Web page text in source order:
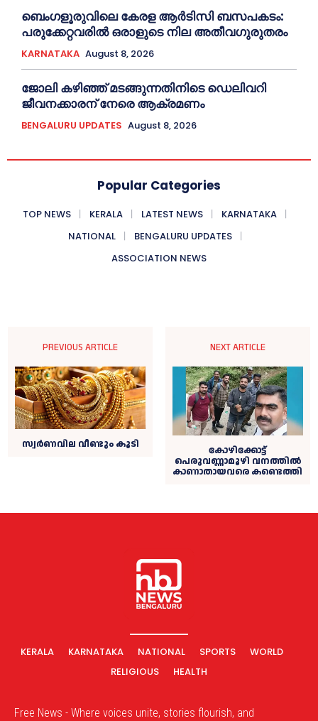
ബെംഗളൂരുവിലെ കേരള ആര്‍ടിസി ബസപകടം:
പരുക്കേറ്റവരില്‍ ഒരാളുടെ നില അതീവഗുരുതരം
KARNATAKA August 8, 2026
ജോലി കഴിഞ്ഞ് മടങ്ങുന്നതിനിടെ ഡെലിവറി
ജീവനക്കാരന് നേരെ ആക്രമണം
BENGALURU UPDATES August 8, 2026
Popular Categories
TOP NEWS KERALA LATEST NEWS
KARNATAKA
NATIONAL
BENGALURU UPDATES
ASSOCIATION NEWS
PREVIOUS ARTICLE
സ്വര്‍ണവില വീണ്ടും കൂടി
NEXT ARTICLE
കോഴിക്കോട്ട്
പെരുവണ്ണാമൂഴി വനത്തില്‍
കാണാതായവരെ കണ്ടെത്തി
KERALA KARNATAKA NATIONAL SPORTS
WORLD
RELIGIOUS
HEALTH
Free News - Where voices unite, stories flourish, and